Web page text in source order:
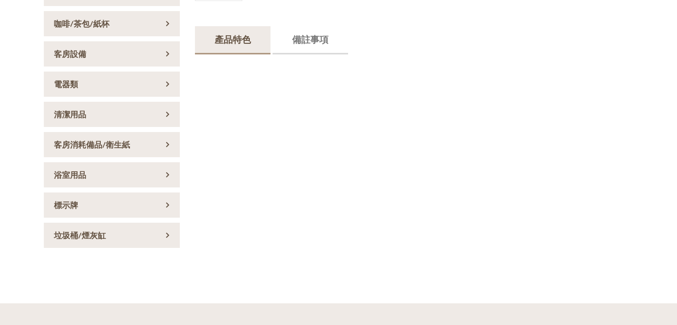
咖啡/茶包/紙杯
客房設備
電器類
清潔用品
客房消耗備品/衛生紙
浴室用品
標示牌
垃圾桶/煙灰缸
產品特色 備註事項